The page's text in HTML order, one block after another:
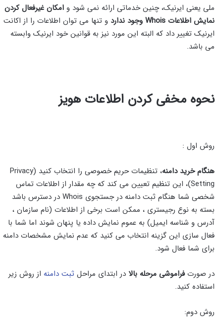
ملی یعنی ایرنیک، چنین خدماتی ارائه نمی شود و امکان غیرفعال کردن
نمایش اطلاعات Whois وجود ندارد
و تنها می توان اطلاعات را از اکانت
ایرنیک تغییر داد که البته این مورد نیز به قوانین خود ایرنیک وابسته
می باشد.
نحوه مخفی کردن اطلاعات هویز
روش اول :
هنگام خرید دامنه
، تنظیمات حریم خصوصی را انتخاب کنید (Privacy
Setting)، این تنظیم تعیین می کند که چه مقدار از اطلاعات تماس
شخصی شما هنگام ثبت دامنه در جستجوی Whois در دسترس باشد
بسته به نوع رجیستری ، ممکن است برخی از اطلاعات (نام سازمان ،
آدرس و شناسه ایمیل) به عموم نمایش داده یا پنهان شوند اما شما با
فعال سازی این گزینه انتخاب می کنید که عدم نمایش مشخصات دامنه
برای شما فعال شود.
در صورتفراموشی مرحله بالا در ابتدای مراحل ثبت دامنه از روش زیر
استفاده کنید.
روش دوم: